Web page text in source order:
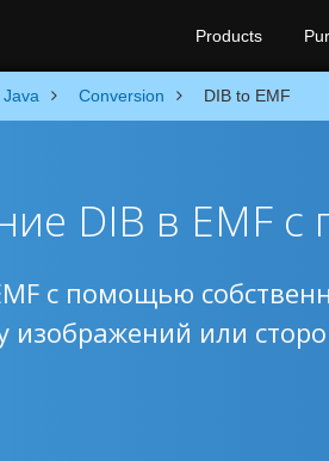
Products
Java Conversion DIB to EMF
DIB в EMF
с помощью
изображений или